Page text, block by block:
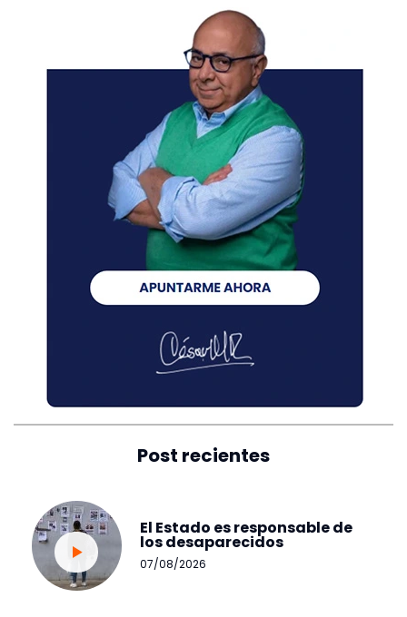
Post recientes
El Estado es responsable de
los desaparecidos
07/08/2026